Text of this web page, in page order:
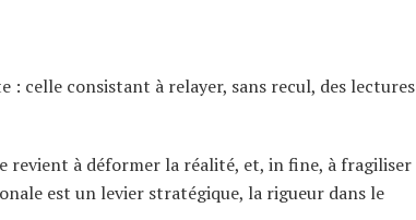
: celle consistant à relayer, sans recul, des lectures
revient à déformer la réalité, et, in fine, à fragiliser
est un levier stratégique, la rigueur dans le